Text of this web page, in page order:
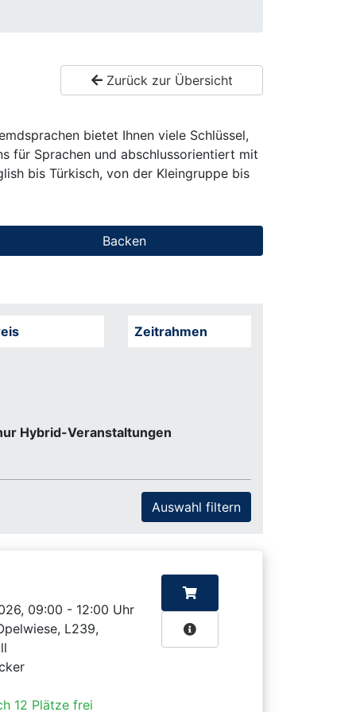
Zurück zur Übersicht
bietet Ihnen viele Schlüssel,
für Sprachen und abschlussorientiert mit
bis Türkisch, von der Kleingruppe bis
Backen
Zeitrahmen
Hybrid-Veranstaltungen
09:00 - 12:00 Uhr
L239,
12 Plätze frei